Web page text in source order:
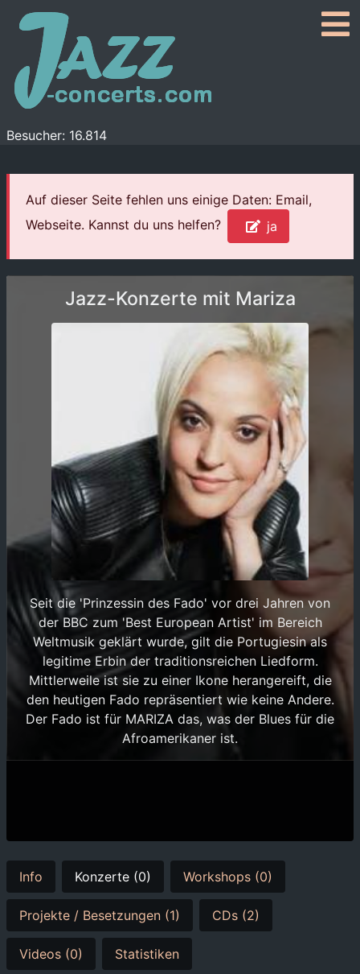
Besucher: 16.814
Auf dieser Seite fehlen uns einige Daten: Email,
Webseite. Kannst du uns helfen?
ja
Jazz-Konzerte mit Mariza
Seit die 'Prinzessin des Fado' vor drei Jahren von
der BBC zum 'Best European Artist' im Bereich
Weltmusik geklärt wurde, gilt die Portugiesin als
legitime Erbin der traditionsreichen Liedform.
Mittlerweile ist sie zu einer Ikone herangereift, die
den heutigen Fado repräsentiert wie keine Andere.
Der Fado ist für MARIZA das, was der Blues für die
Afroamerikaner ist.
Info Konzerte (0) Workshops (0)
Projekte / Besetzungen (1) CDs (2)
Videos (0) Statistiken